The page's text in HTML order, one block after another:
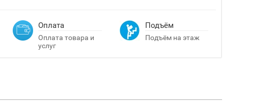
Оплата
Оплата товара и
услуг
Подъём
Подъём на этаж